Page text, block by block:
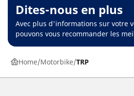
Dites-nous en plus
Avec plus d'informations sur votre
pouvons vous recommander les
Home Motorbike TRP